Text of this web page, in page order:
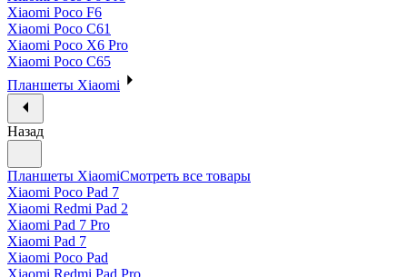
Xiaomi Poco F6
Xiaomi Poco C61
Xiaomi Poco X6 Pro
Xiaomi Poco C65
Планшеты Xiaomi
Назад
Планшеты XiaomiСмотреть все товары
Xiaomi Poco Pad 7
Xiaomi Redmi Pad 2
Xiaomi Pad 7 Pro
Xiaomi Pad 7
Xiaomi Poco Pad
Xiaomi Redmi Pad Pro